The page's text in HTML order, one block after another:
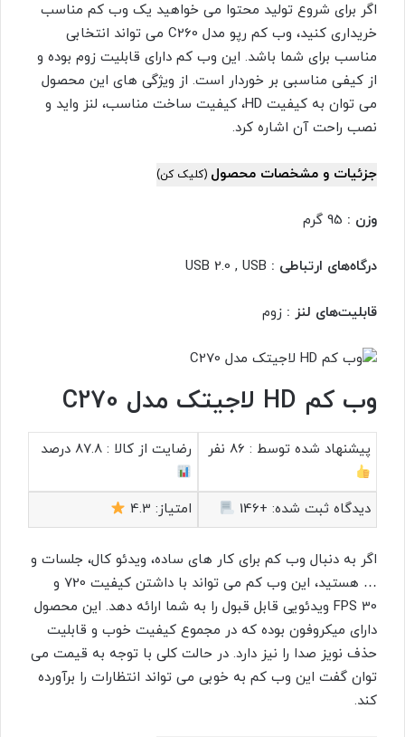
اگر برای شروع تولید محتوا می خواهید یک وب کم مناسب
خریداری کنید، وب کم رپو مدل C260 می تواند انتخابی
مناسب برای شما باشد. این وب کم دارای قابلیت زوم بوده و
از کیفی مناسبی بر خوردار است. از ویژگی های این محصول
می توان به کیفیت HD، کیفیت ساخت مناسب، لنز واید و
نصب راحت آن اشاره کرد.
جزئیات و مشخصات محصول (کلیک کن)
وزن :
درگاه‌های ارتباطی :
قابلیت‌های لنز : زوم
وب کم HD لاجیتک مدل C270
پیشنهاد شده توسط : 86 نفر رضایت از کالا : 87.8 درصد
دیدگاه ثبت شده: +146 امتیاز: 4.3
اگر به دنبال وب کم برای کار های ساده، ویدئو کال، جلسات و
… هستید، این وب کم می تواند با داشتن کیفیت 720 و
FPS 30 ویدئویی قابل قبول را به شما ارائه دهد. این محصول
دارای میکروفون بوده که در مجموع کیفیت خوب و قابلیت
حذف نویز صدا را نیز دارد. در حالت کلی با توجه به قیمت می
توان گفت این وب کم به خوبی می تواند انتظارات را برآورده
کند.